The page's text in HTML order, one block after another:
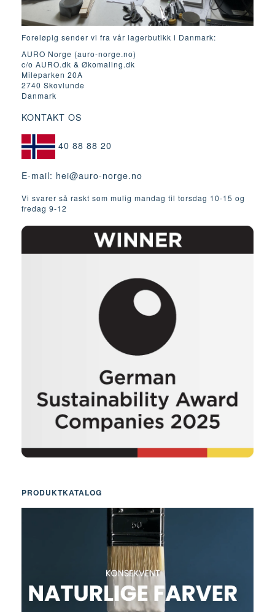
Foreløpig sender vi fra vår lagerbutikk i Danmark:
AURO Norge (auro-norge.no)
c/o AURO.dk & Økomaling.dk
Mileparken 20A
2740 Skovlunde
Danmark
KONTAKT OS
40 88 88 20
E-mail: hei@auro-norge.no
Vi svarer så raskt som mulig mandag til torsdag 10-15 og
fredag ​​9-12
PRODUKTKATALOG